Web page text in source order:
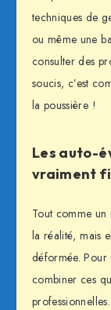
techniques de
ou même une
consulter des
soucis, c’est
la poussière !
Les auto-
vraiment
Tout comme
la réalité, mais
déformée.
combiner ces